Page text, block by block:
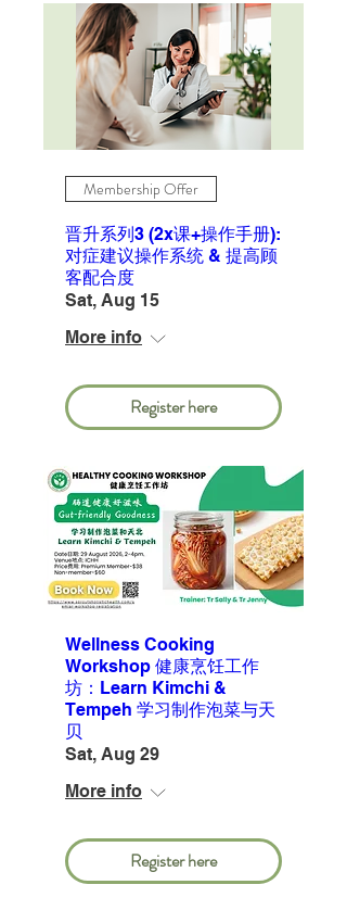
Membership Offer
晋升系列3 (2x课+操作手册):
对症建议操作系统 & 提高顾
客配合度
Sat, Aug 15
More info
Register here
Wellness Cooking
Workshop 健康烹饪工作
坊：Learn Kimchi &
Tempeh 学习制作泡菜与天
贝
Sat, Aug 29
More info
Register here